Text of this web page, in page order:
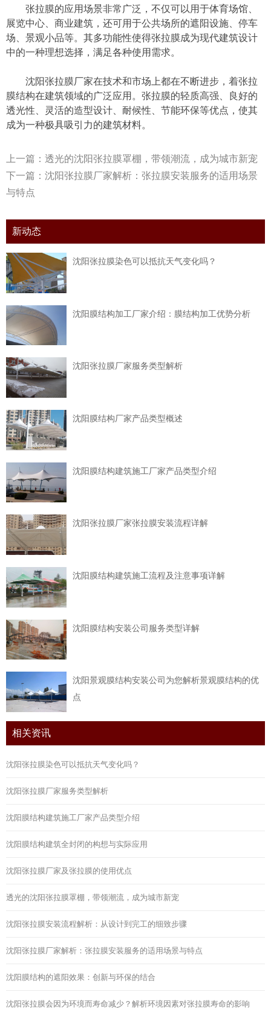
张拉膜的应用场景非常广泛，不仅可以用于体育场馆、
展览中心、商业建筑，还可用于公共场所的遮阳设施、停车
场、景观小品等。其多功能性使得张拉膜成为现代建筑设计
中的一种理想选择，满足各种使用需求。
沈阳张拉膜厂家在技术和市场上都在不断进步，着张拉
膜结构在建筑领域的广泛应用。张拉膜的轻质高强、良好的
透光性、灵活的造型设计、耐候性、节能环保等优点，使其
成为一种极具吸引力的建筑材料。
上一篇： 透光的沈阳张拉膜罩棚，带领潮流，成为城市新宠
下一篇： 沈阳张拉膜厂家解析：张拉膜安装服务的适用场景
与特点
新动态
沈阳张拉膜染色可以抵抗天气变化吗？
沈阳膜结构加工厂家介绍：膜结构加工优势分析
沈阳张拉膜厂家服务类型解析
沈阳膜结构厂家产品类型概述
沈阳膜结构建筑施工厂家产品类型介绍
沈阳张拉膜厂家张拉膜安装流程详解
沈阳膜结构建筑施工流程及注意事项详解
沈阳膜结构安装公司服务类型详解
沈阳景观膜结构安装公司为您解析景观膜结构的优
点
相关资讯
沈阳张拉膜染色可以抵抗天气变化吗？
沈阳张拉膜厂家服务类型解析
沈阳膜结构建筑施工厂家产品类型介绍
沈阳膜结构建筑全封闭的构想与实际应用
沈阳张拉膜厂家及张拉膜的使用优点
透光的沈阳张拉膜罩棚，带领潮流，成为城市新宠
沈阳张拉膜安装流程解析：从设计到完工的细致步骤
沈阳张拉膜厂家解析：张拉膜安装服务的适用场景与特点
沈阳膜结构的遮阳效果：创新与环保的结合
沈阳张拉膜会因为环境而寿命减少？解析环境因素对张拉膜寿命的影响